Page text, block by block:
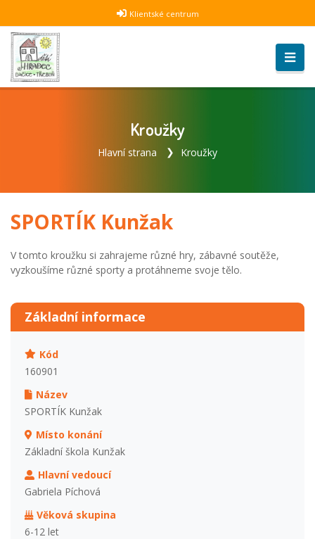
Klientské centrum
Kroužky
Hlavní strana Kroužky
SPORTÍK Kunžak
V tomto kroužku si zahrajeme různé hry, zábavné soutěže,
vyzkoušíme různé sporty a protáhneme svoje tělo.
Základní informace
Kód
160901
Název
SPORTÍK Kunžak
Místo konání
Základní škola Kunžak
Hlavní vedoucí
Gabriela Píchová
Věková skupina
6-12 let